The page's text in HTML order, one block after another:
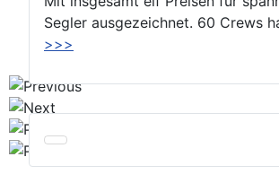
Segler ausgezeichnet. 60 Crews
>>>